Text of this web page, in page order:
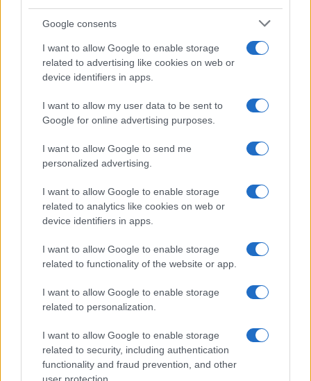
Google consents
I want to allow Google to enable storage
related to advertising like cookies on web or
device identifiers in apps.
I want to allow my user data to be sent to
Google for online advertising purposes.
I want to allow Google to send me
personalized advertising.
I want to allow Google to enable storage
related to analytics like cookies on web or
device identifiers in apps.
I want to allow Google to enable storage
related to functionality of the website or app.
I want to allow Google to enable storage
related to personalization.
I want to allow Google to enable storage
related to security, including authentication
functionality and fraud prevention, and other
Cadena perpetua para ex oficial de LAPD por robo cripto a
adolescente
CRIPTOMONEDAS
Cómo los delincuentes están explotando los cambios en la
normativa cripto europea